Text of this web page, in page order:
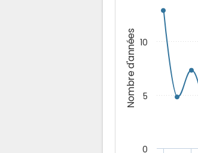
Nombre d'années
0
5
10